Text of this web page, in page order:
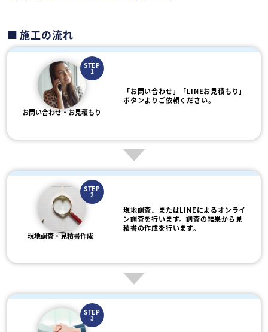
施工の流れ
STEP
1
お問い合わせ・お見積もり
「お問い合わせ」「LINEお見積もり」
ボタンよりご依頼ください。
STEP
2
現地調査・見積書作成
現地調査、またはLINEによるオンライ
ン調査を行います。調査の結果から見
積書の作成を行います。
STEP
3